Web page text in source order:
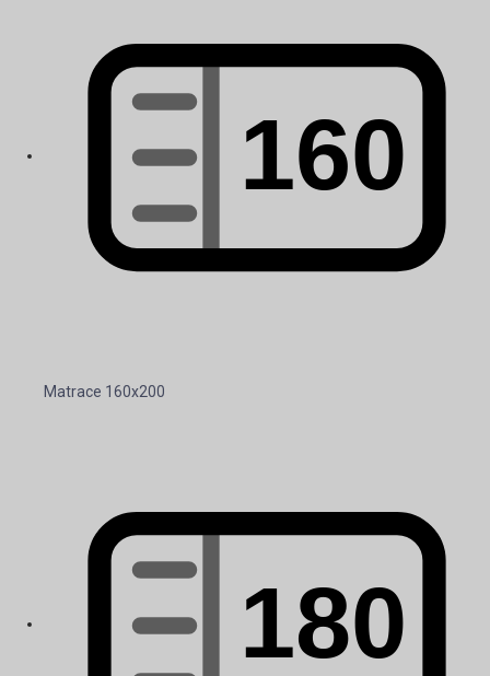
Matrace 160x200